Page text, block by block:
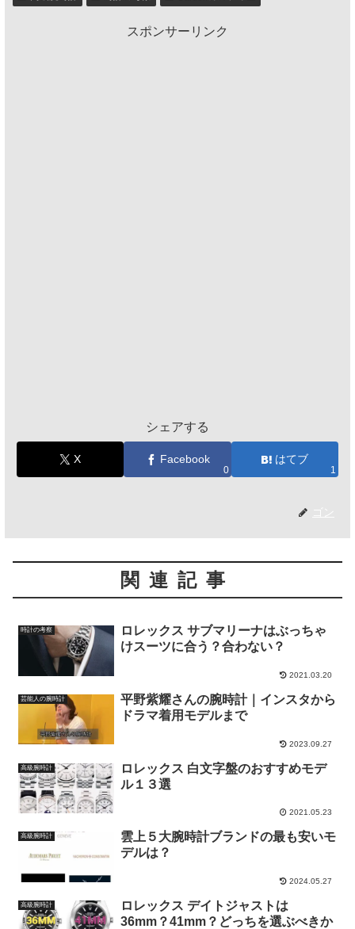
スポンサーリンク
シェアする
X Facebook
0
はてブ
1
ゴン
関連記事
時計の考察
ロレックス サブマリーナはぶっちゃ
けスーツに合う？合わない？
2021.03.20
芸能人の腕時計
平野紫耀さんの腕時計｜インスタから
ドラマ着用モデルまで
2023.09.27
高級腕時計
ロレックス 白文字盤のおすすめモデ
ル１３選
2021.05.23
高級腕時計
雲上５大腕時計ブランドの最も安いモ
デルは？
2024.05.27
高級腕時計
ロレックス デイトジャストは
36mm？41mm？どっちを選ぶべきか